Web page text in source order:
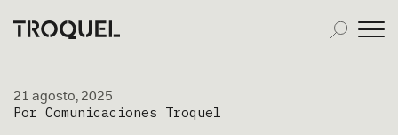
21 agosto, 2025
Por Comunicaciones Troquel